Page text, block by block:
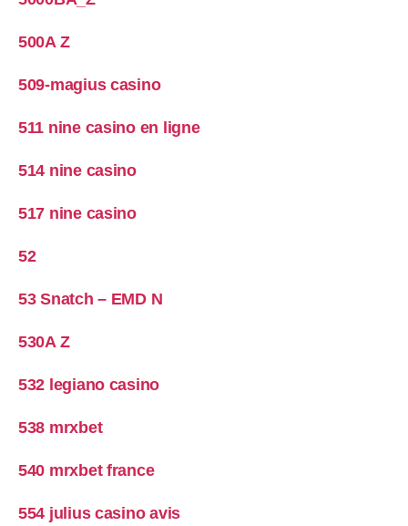
500A Z
509-magius casino
511 nine casino en ligne
514 nine casino
517 nine casino
52
53 Snatch – EMD N
530A Z
532 legiano casino
538 mrxbet
540 mrxbet france
554 julius casino avis